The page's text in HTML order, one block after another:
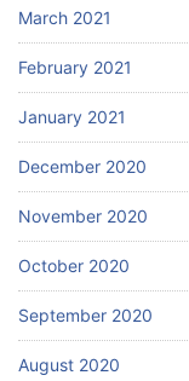
March 2021
February 2021
January 2021
December 2020
November 2020
October 2020
September 2020
August 2020